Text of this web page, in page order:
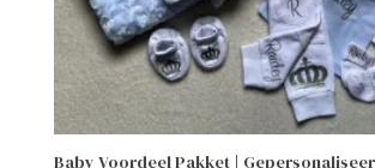
Baby Voordeel Pakket |